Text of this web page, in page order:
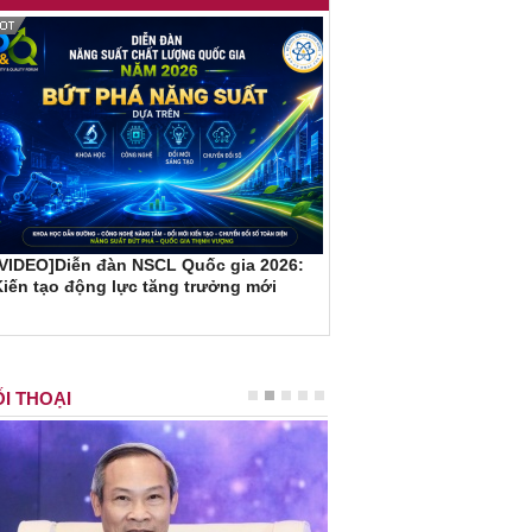
đàn NSCL Quốc gia 2026:
tạo động lực tăng trưởng mới
THOẠI